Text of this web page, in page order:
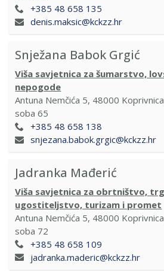
+385 48 658 135
denis.maksic@kckzz.hr
Snježana Babok Grgić
Viša savjetnica za šumarstvo,
nepogode
Antuna Nemčića 5, 48000
soba 65
+385 48 658 138
snjezana.babok.grgic@kckzz.hr
Jadranka Mađerić
Viša savjetnica za obrtništvo,
ugostiteljstvo, turizam i promet
Antuna Nemčića 5, 48000
soba 72
+385 48 658 109
jadranka.maderic@kckzz.hr